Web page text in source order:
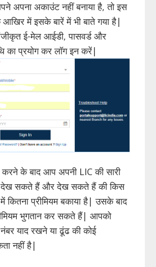
अपना अकाउंट नहीं बनाया है, तो इस
आखिर में इसके बारें में भी बाते गया है|
ई-मेल आईडी, पासवर्ड और
का प्रयोग कर लॉग इन करें|
करने के बाद आप अपनी LIC की सारी
देख सकते हैं और देख सकते हैं की किस
में कितना प्रीमियम बकाया है| उसके बाद
भुगतान कर सकते हैं| आपको
नंबर याद रखने या ढूंढ की कोई
नहीं है|